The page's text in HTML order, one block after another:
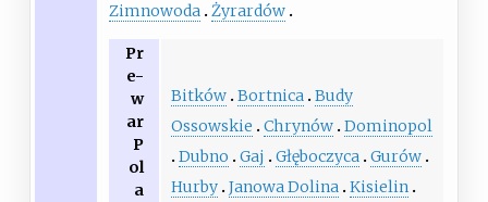
Zimnowoda Żyrardów
Pr
e-
w
ar
P
ol
a
Bitków Bortnica Budy
Ossowskie
Chrynów Dominopol
Dubno
Gaj Głęboczyca Gurów
Hurby Janowa Dolina Kisielin